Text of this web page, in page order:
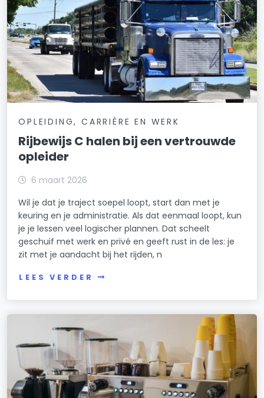
OPLEIDING, CARRIÈRE EN WERK
Rijbewijs C halen bij een vertrouwde
opleider
6 maart 2026
Wil je dat je traject soepel loopt, start dan met je
keuring en je administratie. Als dat eenmaal loopt, kun
je je lessen veel logischer plannen. Dat scheelt
geschuif met werk en privé en geeft rust in de les: je
zit met je aandacht bij het rijden, n
LEES VERDER